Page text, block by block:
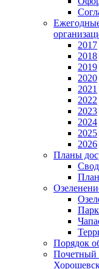
2017
2018
2019
2020
2021
2022
2023
2024
2025
2026
Планы
Порядок
Почетный